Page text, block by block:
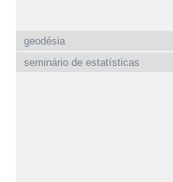
geodésia
seminário de estatísticas